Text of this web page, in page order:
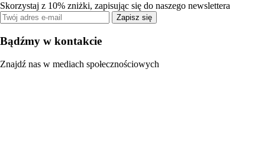
Skorzystaj z 10% zniżki, zapisując się do naszego newslettera
Zapisz się
Bądźmy w kontakcie
Znajdź nas w mediach społecznościowych